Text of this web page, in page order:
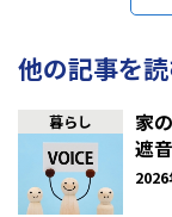
他の記事を
暮らし
家
遮
2026